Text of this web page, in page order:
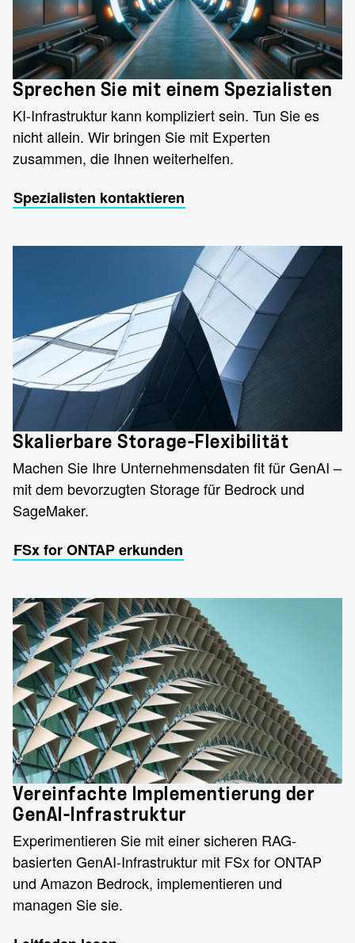
Sprechen Sie mit einem Spezialisten
KI-Infrastruktur kann kompliziert sein. Tun Sie es
nicht allein. Wir bringen Sie mit Experten
zusammen, die Ihnen weiterhelfen.
Spezialisten kontaktieren
Skalierbare Storage-Flexibilität
Machen Sie Ihre Unternehmensdaten fit für GenAI –
mit dem bevorzugten Storage für Bedrock und
SageMaker.
FSx for ONTAP erkunden
Vereinfachte Implementierung der
GenAI-Infrastruktur
Experimentieren Sie mit einer sicheren RAG-
basierten GenAI-Infrastruktur mit FSx for ONTAP
und Amazon Bedrock, implementieren und
managen Sie sie.